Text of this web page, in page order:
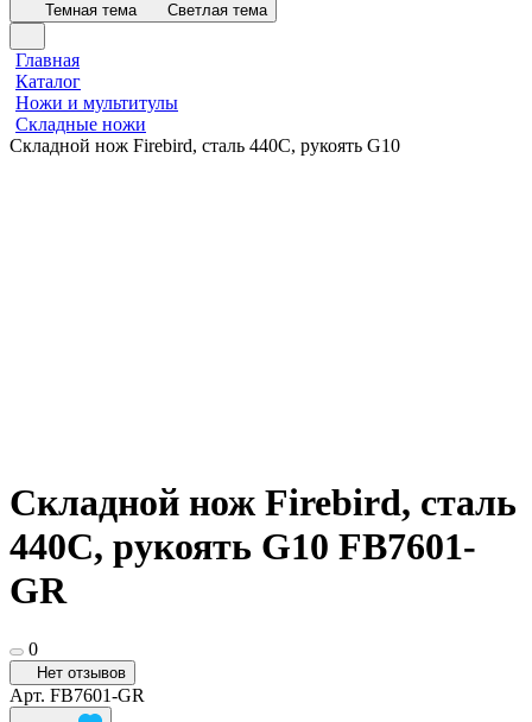
Темная тема Светлая тема
Главная
Каталог
Ножи и мультитулы
Складные ножи
Складной нож Firebird, сталь 440C, рукоять G10
Складной нож Firebird, сталь
440C, рукоять G10 FB7601-
GR
0
Нет отзывов
Арт. FB7601-GR